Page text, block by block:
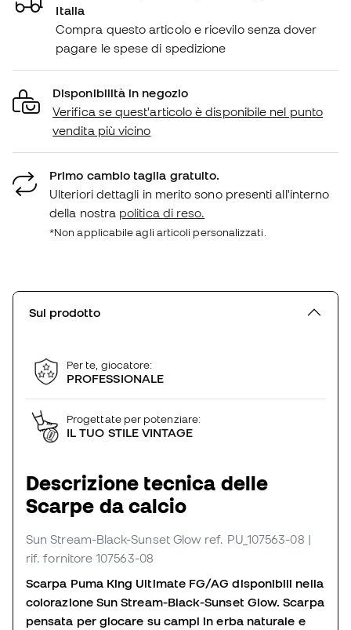
Italia
Compra questo articolo e ricevilo senza dover
pagare le spese di spedizione
Disponibilità in negozio
Verifica se quest'articolo è disponibile nel punto
vendita più vicino
Primo cambio taglia gratuito.
Ulteriori dettagli in merito sono presenti all'interno
della nostra politica di reso.
*Non applicabile agli articoli personalizzati.
Sul prodotto
Per te, giocatore:
PROFESSIONALE
Progettate per potenziare:
IL TUO STILE VINTAGE
Descrizione tecnica delle
Scarpe da calcio
Sun Stream-Black-Sunset Glow ref. PU_107563-08 |
rif. fornitore 107563-08
Scarpa Puma King Ultimate FG/AG disponibili nella
colorazione Sun Stream-Black-Sunset Glow. Scarpa
pensata per giocare su campi in erba naturale e